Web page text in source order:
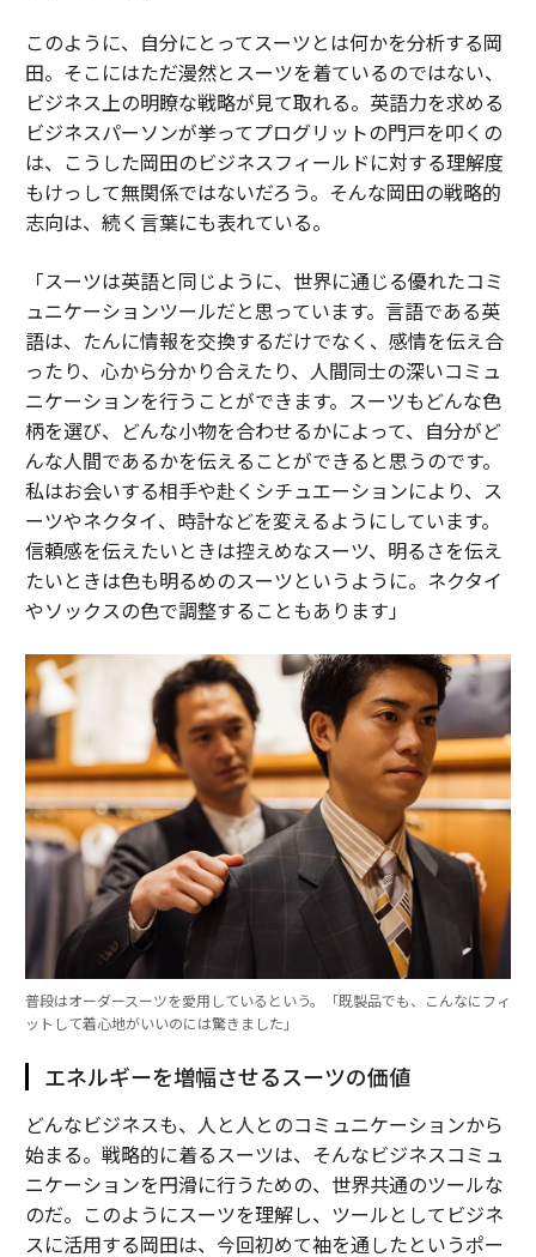
このように、自分にとってスーツとは何かを分析する岡
田。そこにはただ漫然とスーツを着ているのではない、
ビジネス上の明瞭な戦略が見て取れる。英語力を求める
ビジネスパーソンが挙ってプログリットの門戸を叩くの
は、こうした岡田のビジネスフィールドに対する理解度
もけっして無関係ではないだろう。そんな岡田の戦略的
志向は、続く言葉にも表れている。
「スーツは英語と同じように、世界に通じる優れたコミ
ュニケーションツールだと思っています。言語である英
語は、たんに情報を交換するだけでなく、感情を伝え合
ったり、心から分かり合えたり、人間同士の深いコミュ
ニケーションを行うことができます。スーツもどんな色
柄を選び、どんな小物を合わせるかによって、自分がど
んな人間であるかを伝えることができると思うのです。
私はお会いする相手や赴くシチュエーションにより、ス
ーツやネクタイ、時計などを変えるようにしています。
信頼感を伝えたいときは控えめなスーツ、明るさを伝え
たいときは色も明るめのスーツというように。ネクタイ
やソックスの色で調整することもあります」
普段はオーダースーツを愛用しているという。「既製品でも、こんなにフィ
ットして着心地がいいのには驚きました」
エネルギーを増幅させるスーツの価値
どんなビジネスも、人と人とのコミュニケーションから
始まる。戦略的に着るスーツは、そんなビジネスコミュ
ニケーションを円滑に行うための、世界共通のツールな
のだ。このようにスーツを理解し、ツールとしてビジネ
スに活用する岡田は、今回初めて袖を通したというポー